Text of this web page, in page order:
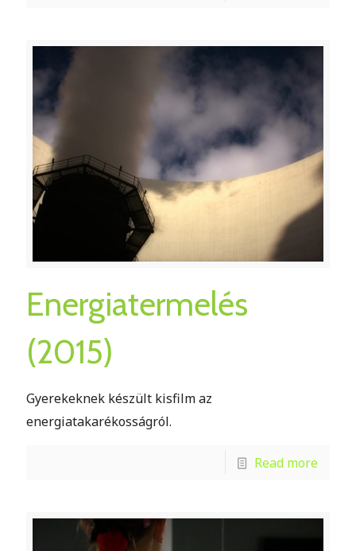
Energiatermelés
(2015)
Gyerekeknek készült kisfilm az
energiatakarékosságról.
Read more